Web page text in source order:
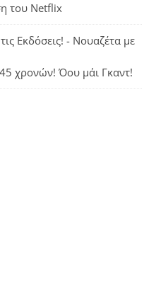
του Netflix
Εκδόσεις! - Νουαζέτα με
45 χρονών! Όου μάι Γκαντ!